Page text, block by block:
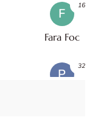
F
Fara Foc
16
P
32